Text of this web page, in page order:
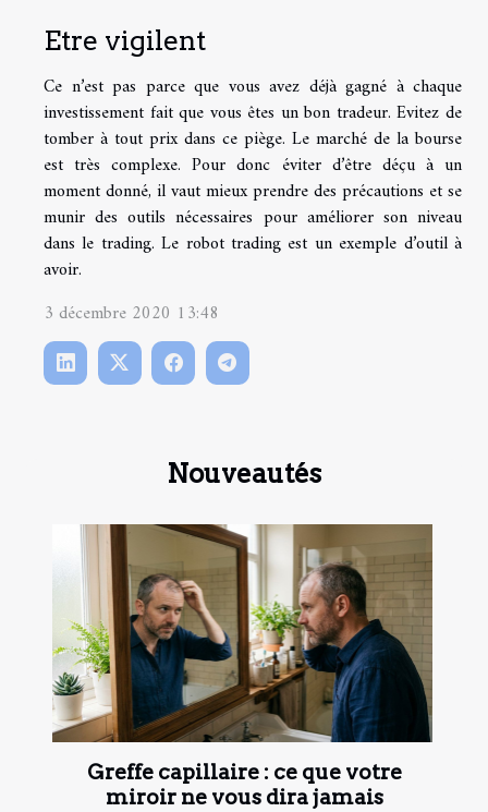
Nouveautés
Greffe capillaire : ce que votre
miroir ne vous dira jamais
Etre vigilent
Ce n’est pas parce que vous avez déjà gagné à chaque
investissement fait que vous êtes un bon tradeur. Evitez de
tomber à tout prix dans ce piège. Le marché de la bourse
est très complexe. Pour donc éviter d’être déçu à un
moment donné, il vaut mieux prendre des précautions et se
munir des outils nécessaires pour améliorer son niveau
dans le trading. Le robot trading est un exemple d’outil à
avoir.
3 décembre 2020 13:48